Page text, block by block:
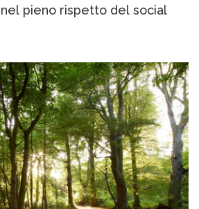
pieno rispetto del social